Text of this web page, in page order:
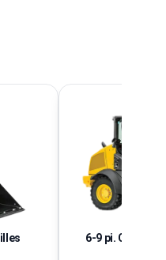
6-9 pi.